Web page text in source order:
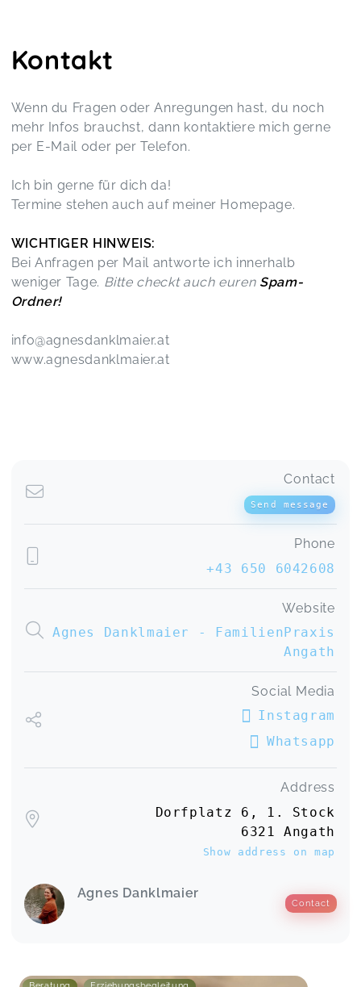
Kontakt
Wenn du Fragen oder Anregungen hast, du noch
mehr Infos brauchst, dann kontaktiere mich gerne
per E-Mail oder per Telefon.
Ich bin gerne für dich da!
Termine stehen auch auf meiner Homepage.
WICHTIGER HINWEIS:
Bei Anfragen per Mail antworte ich innerhalb
weniger Tage. Bitte checkt auch euren Spam-
Ordner!
info@agnesdanklmaier.at
www.agnesdanklmaier.at
Contact
Send message
Phone
+43 650 6042608
Website
Agnes Danklmaier - FamilienPraxis
Angath
Social Media
Instagram
Whatsapp
Address
Dorfplatz 6, 1. Stock
6321 Angath
Show address on map
Agnes Danklmaier
Contact